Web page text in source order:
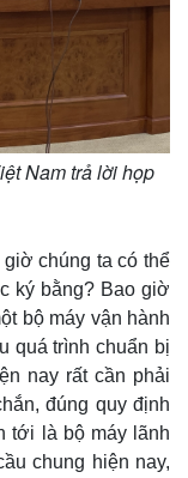
Nam trả lời họp
chúng ta có thể
ký bằng? Bao giờ
bộ máy vận hành
quá trình chuẩn bị
nay rất cần phải
đúng quy định
tới là bộ máy lãnh
chung hiện nay,